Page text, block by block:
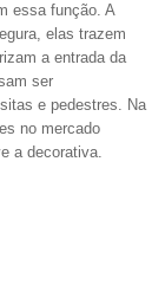
essa função. A
elas trazem
a entrada da
ser
e pedestres. Na
no mercado
a decorativa.